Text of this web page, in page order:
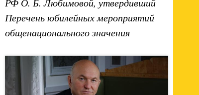
Перечень юбилейных мероприятий
общенационального значения